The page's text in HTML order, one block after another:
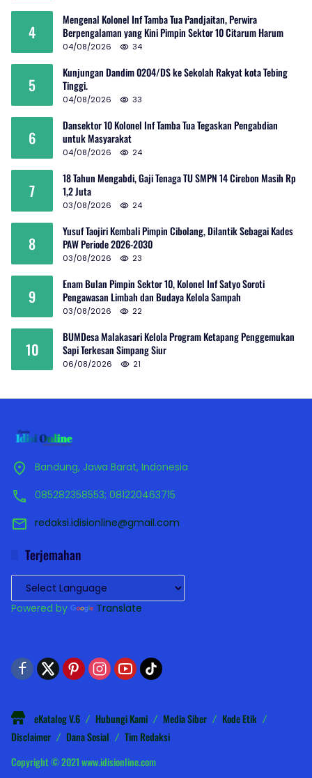
4
Mengenal Kolonel Inf Tamba Tua Pandjaitan, Perwira
Berpengalaman yang Kini Pimpin Sektor 10 Citarum Harum
04/08/2026 34
5
Kunjungan Dandim 0204/DS ke Sekolah Rakyat kota Tebing
Tinggi.
04/08/2026 33
6
Dansektor 10 Kolonel Inf Tamba Tua Tegaskan Pengabdian
untuk Masyarakat
04/08/2026 24
7
18 Tahun Mengabdi, Gaji Tenaga TU SMPN 14 Cirebon Masih Rp
1,2 Juta
03/08/2026 24
8
Yusuf Taojiri Kembali Pimpin Cibolang, Dilantik Sebagai Kades
PAW Periode 2026-2030
03/08/2026 23
9
Enam Bulan Pimpin Sektor 10, Kolonel Inf Satyo Soroti
Pengawasan Limbah dan Budaya Kelola Sampah
03/08/2026 22
10
BUMDesa Malakasari Kelola Program Ketapang Penggemukan
Sapi Terkesan Simpang Siur
06/08/2026 21
Bandung, Jawa Barat, Indonesia
085282358553; 081220463715
redaksi.idisionline@gmail.com
Terjemahan
Powered by Translate
eKatalog V.6 Hubungi Kami Media Siber
Kode Etik
Disclaimer
Dana Sosial
Tim Redaksi
Copyright © 2021 www.idisionline.com